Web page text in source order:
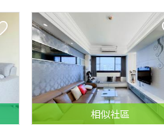
相似社區